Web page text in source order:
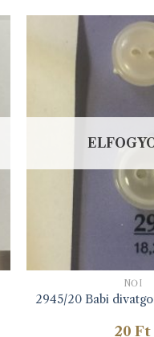
NŐI
2945/20 Babi
20 Ft